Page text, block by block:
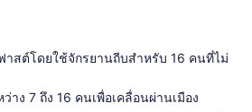
าสต์โดยใช้จักรยานถีบสำหรับ 16 คนที่ไม่
าง 7 ถึง 16 คนเพื่อเคลื่อนผ่านเมือง